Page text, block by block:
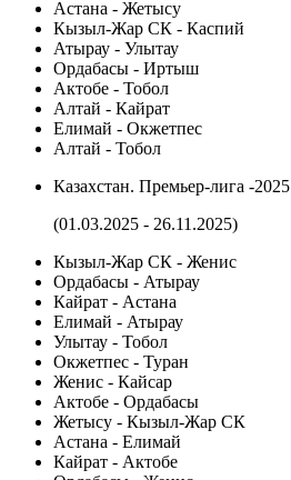
Астана - Жетысу
Кызыл-Жар СК - Каспий
Атырау - Улытау
Ордабасы - Иртыш
Актобе - Тобол
Алтай - Кайрат
Елимай - Окжетпес
Алтай - Тобол
Казахстан. Премьер-лига -2025
(01.03.2025 - 26.11.2025)
Кызыл-Жар СК - Женис
Ордабасы - Атырау
Кайрат - Астана
Елимай - Атырау
Улытау - Тобол
Окжетпес - Туран
Женис - Кайсар
Актобе - Ордабасы
Жетысу - Кызыл-Жар СК
Астана - Елимай
Кайрат - Актобе